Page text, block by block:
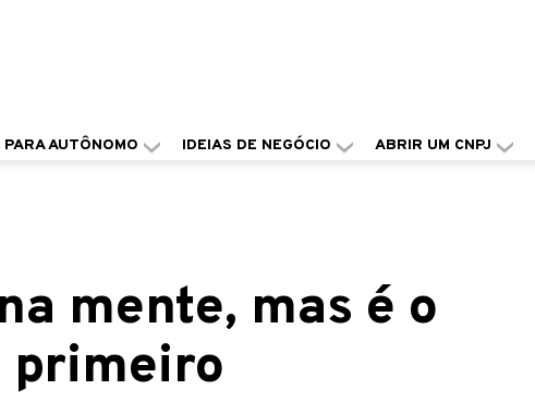
PARA AUTÔNOMO IDEIAS DE NEGÓCIO ABRIR UM CNPJ
mente, mas é o
primeiro